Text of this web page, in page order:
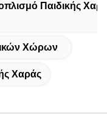
Παιδικής
Χώρων
Χαράς